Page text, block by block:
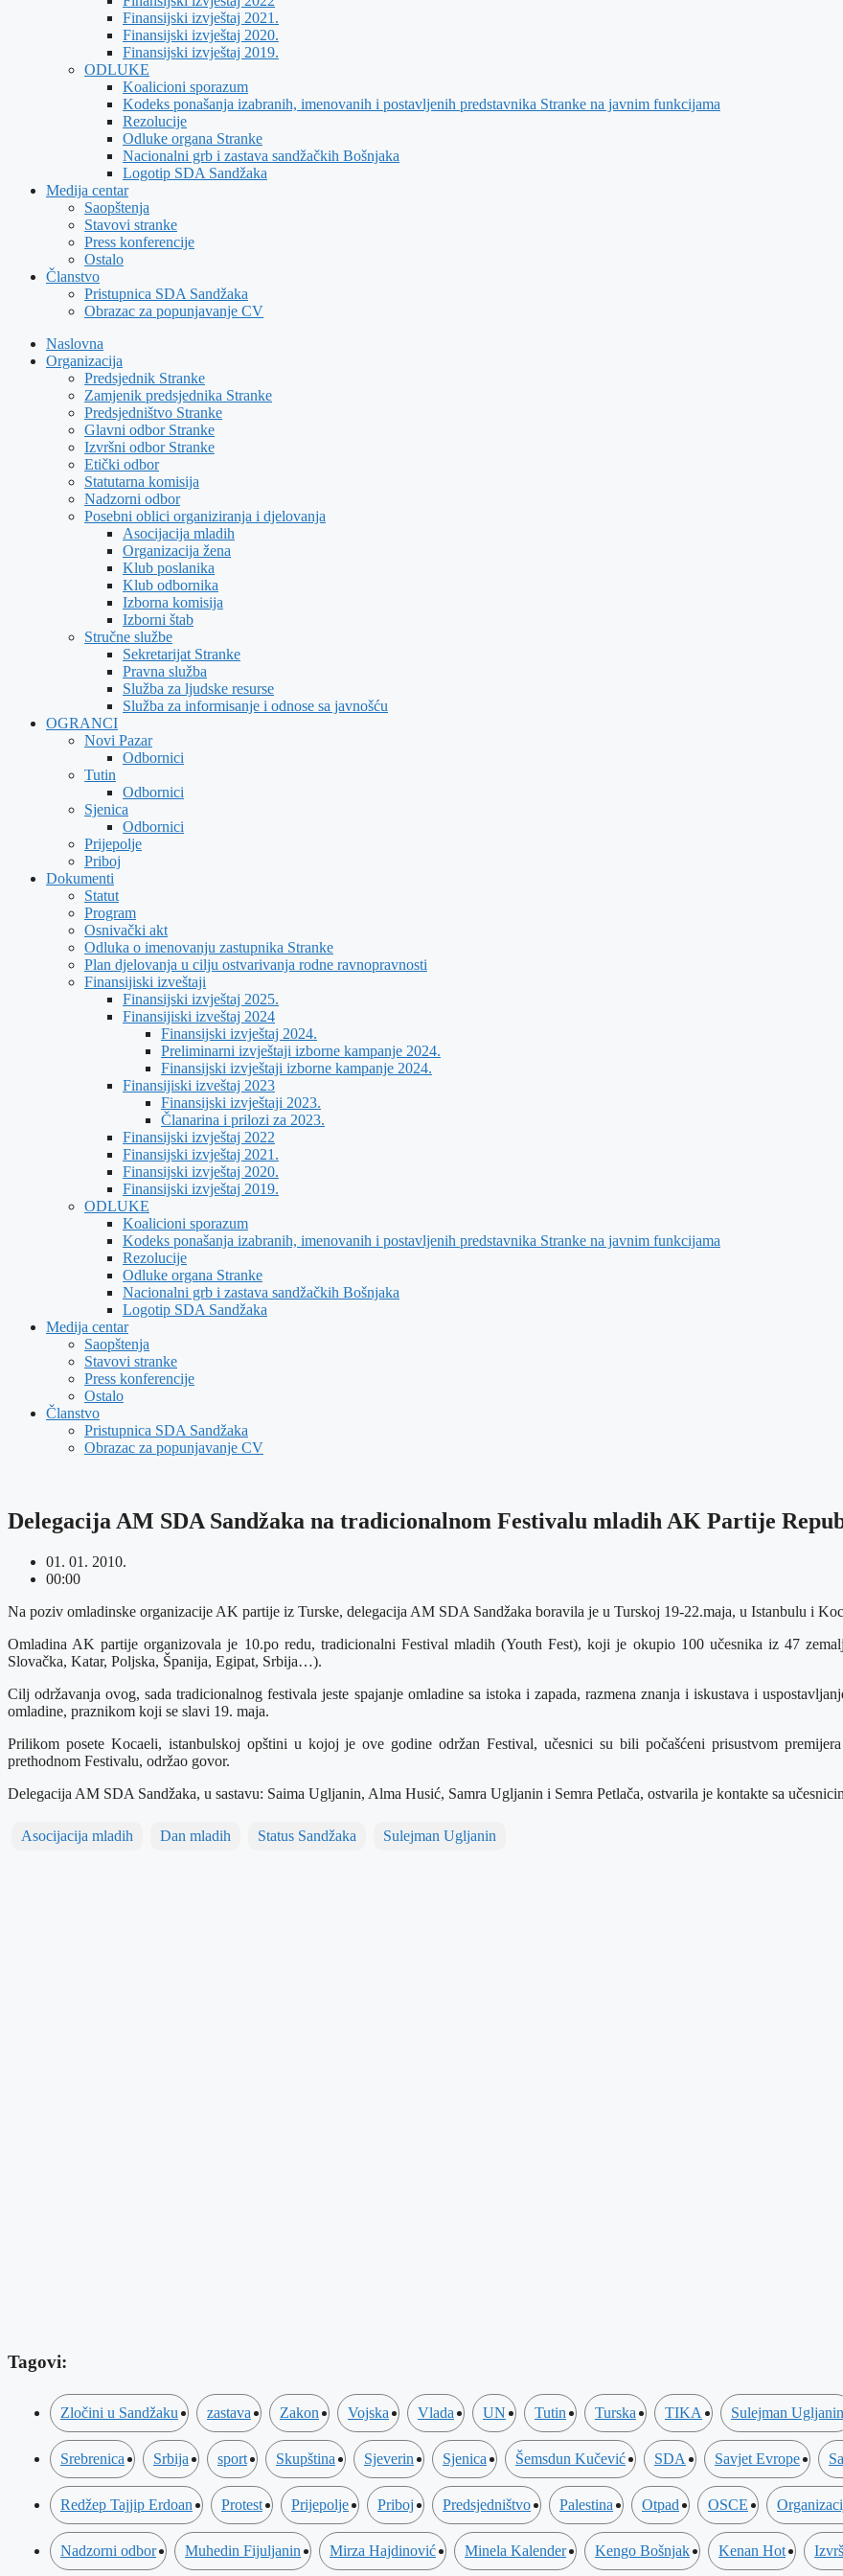
Finansijski izvještaj 2021.
Finansijski izvještaj 2020.
Finansijski izvještaj 2019.
ODLUKE
Koalicioni sporazum
Kodeks ponašanja izabranih, imenovanih i postavljenih predstavnika Stranke na javnim funkcijama
Rezolucije
Odluke organa Stranke
Nacionalni grb i zastava sandžačkih Bošnjaka
Logotip SDA Sandžaka
Medija centar
Saopštenja
Stavovi stranke
Press konferencije
Ostalo
Članstvo
Pristupnica SDA Sandžaka
Obrazac za popunjavanje CV
Naslovna
Organizacija
Predsjednik Stranke
Zamjenik predsjednika Stranke
Predsjedništvo Stranke
Glavni odbor Stranke
Izvršni odbor Stranke
Etički odbor
Statutarna komisija
Nadzorni odbor
Posebni oblici organiziranja i djelovanja
Asocijacija mladih
Organizacija žena
Klub poslanika
Klub odbornika
Izborna komisija
Izborni štab
Stručne službe
Sekretarijat Stranke
Pravna služba
Služba za ljudske resurse
Služba za informisanje i odnose sa javnošću
OGRANCI
Novi Pazar
Odbornici
Tutin
Odbornici
Sjenica
Odbornici
Prijepolje
Priboj
Dokumenti
Statut
Program
Osnivački akt
Odluka o imenovanju zastupnika Stranke
Plan djelovanja u cilju ostvarivanja rodne ravnopravnosti
Finansijiski izveštaji
Finansijski izvještaj 2025.
Finansijiski izveštaj 2024
Finansijski izvještaj 2024.
Preliminarni izvještaji izborne kampanje 2024.
Finansijski izvještaji izborne kampanje 2024.
Finansijiski izveštaj 2023
Finansijski izvještaji 2023.
Članarina i prilozi za 2023.
Finansijski izvještaj 2022
Finansijski izvještaj 2021.
Finansijski izvještaj 2020.
Finansijski izvještaj 2019.
ODLUKE
Koalicioni sporazum
Kodeks ponašanja izabranih, imenovanih i postavljenih predstavnika Stranke na javnim funkcijama
Rezolucije
Odluke organa Stranke
Nacionalni grb i zastava sandžačkih Bošnjaka
Logotip SDA Sandžaka
Medija centar
Saopštenja
Stavovi stranke
Press konferencije
Ostalo
Članstvo
Pristupnica SDA Sandžaka
Obrazac za popunjavanje CV
Delegacija AM SDA Sandžaka na tradicionalnom Festivalu mladih AK Partije
01. 01. 2010.
00:00
Na poziv omladinske organizacije AK partije iz Turske, delegacija AM SDA Sandžaka boravila je u Turskoj 19-22.maja, u Istanbulu i
Omladina AK partije organizovala je 10.po redu, tradicionalni Festival mladih (Youth Fest), koji je okupio 100 učesnika iz 47
Slovačka, Katar, Poljska, Španija, Egipat, Srbija…).
Cilj održavanja ovog, sada tradicionalnog festivala jeste spajanje omladine sa istoka i zapada, razmena znanja i iskustava i
omladine, praznikom koji se slavi 19. maja.
Prilikom posete Kocaeli, istanbulskoj opštini u kojoj je ove godine održan Festival, učesnici su bili počašćeni prisustvom
prethodnom Festivalu, održao govor.
Delegacija AM SDA Sandžaka, u sastavu: Saima Ugljanin, Alma Husić, Samra Ugljanin i Semra Petlača, ostvarila je kontakte sa
Asocijacija mladih Dan mladih Status Sandžaka Sulejman Ugljanin
Tagovi:
Zločini u Sandžaku zastava Zakon Vojska Vlada UN Tutin Turska TIKA Sulejman Ugljanin
Srebrenica Srbija sport Skupština Sjeverin Sjenica Šemsdun Kučević SDA Savjet Evrope
Redžep Tajjip Erdoan Protest Prijepolje Priboj Predsjedništvo Palestina Otpad OSCE
Nadzorni odbor Muhedin Fijuljanin Mirza Hajdinović Minela Kalender Kengo Bošnjak Kenan Hot